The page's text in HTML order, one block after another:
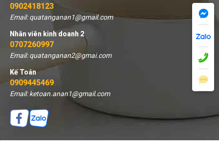
0902418123
Email: quatanganan1@gmail.com
Nhân viên kinh doanh 2
0707260997
Email: quatanganan2@gmai.com
Kế Toán
0909445469
Email: ketoan.anan1@gmail.com